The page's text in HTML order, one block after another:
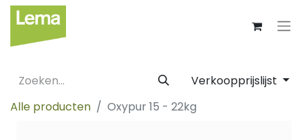
Verkoopprijslijst
Alle producten
Oxypur 15 - 22kg